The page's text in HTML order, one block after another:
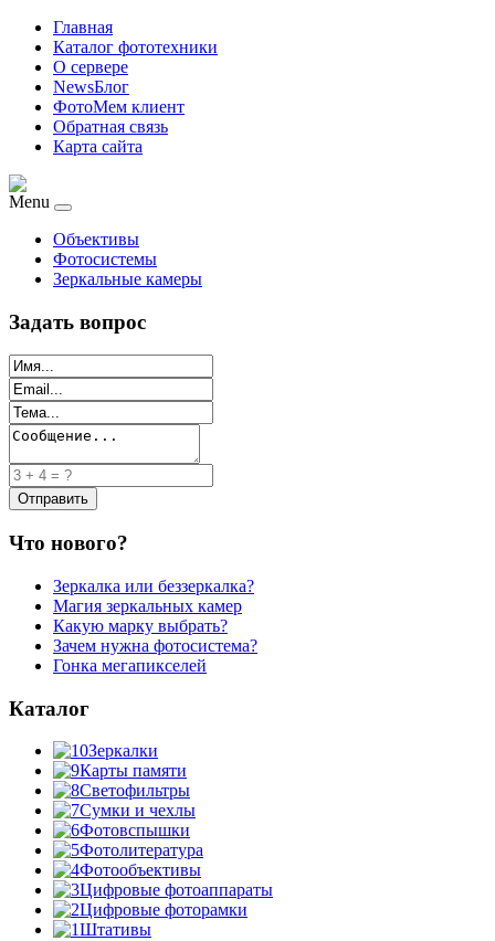
Главная
Каталог фототехники
О сервере
NewsБлог
ФотоМем клиент
Обратная связь
Карта сайта
Menu
Объективы
Фотосистемы
Зеркальные камеры
Задать вопрос
Что нового?
Зеркалка или беззеркалка?
Магия зеркальных камер
Какую марку выбрать?
Зачем нужна фотосистема?
Гонка мегапикселей
Каталог
Зеркалки
Карты памяти
Светофильтры
Сумки и чехлы
Фотовспышки
Фотолитература
Фотообъективы
Цифровые фотоаппараты
Цифровые фоторамки
Штативы